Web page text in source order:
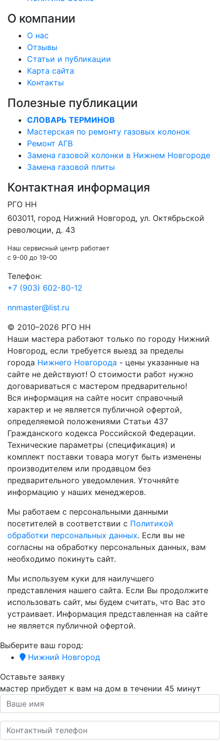
О компании
О нас
Отзывы
Статьи и публикации
Карта сайта
Контакты
Полезные публикации
СЛОВАРЬ ТЕРМИНОВ
Мастерская по ремонту газовых колонок
Ремонт АГВ
Замена газовой колонки в Нижнем Новгороде
Замена газовой плиты
Контактная информация
РГО НН
603011, город Нижний Новгород, ул. Октябрьской
революции, д. 43
Наш сервисный центр работает
c 9-00 до 19-00
Телефон:
+7 (903) 602-80-12
nnmaster@list.ru
© 2010–2026 РГО НН
Наши мастера работают только по городу Нижний
Новгород, если требуется выезд за пределы
города Нижнего Новгорода - цены указанные на
сайте не действуют! О стоимости работ нужно
договариваться с мастером предварительно!
Вся информация на сайте носит справочный
характер и не является публичной офертой,
определяемой положениями Статьи 437
Гражданского кодекса Российской Федерации.
Технические параметры (спецификация) и
комплект поставки товара могут быть изменены
производителем или продавцом без
предварительного уведомления. Уточняйте
информацию у наших менеджеров.
Мы работаем с персональными данными
посетителей в соответствии с Политикой
обработки персональных данных. Если вы не
согласны на обработку персональных данных, вам
необходимо покинуть сайт.
Мы используем куки для наилучшего
представления нашего сайта. Если Вы продолжите
использовать сайт, мы будем считать, что Вас это
устраивает. Информация представленная на сайте
не является публичной офертой.
Выберите ваш город:
Нижний Новгород
Оставьте заявку
мастер прибудет к вам на дом в течении 45 минут